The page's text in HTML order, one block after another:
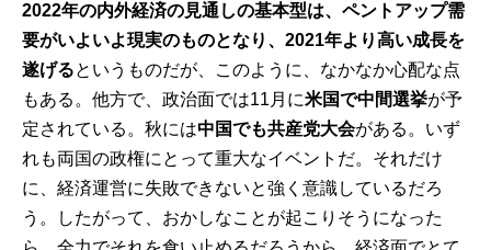
2022年の内外経済の見通しの基本型は、ペントアップ需
要がいよいよ現実のものとなり、2021年より高い成長を
遂げるというものだが、このように、なかなか心配な点
もある。他方で、政治面では11月に米国で中間選挙が予
定されている。秋には中国でも共産党大会がある。いず
れも両国の政権にとって重大なイベントだ。それだけ
に、経済運営に失敗できないと強く意識しているだろ
う。したがって、おかしなことが起こりそうになった